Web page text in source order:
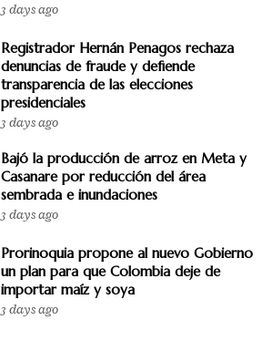
3 days ago
Registrador Hernán Penagos rechaza
denuncias de fraude y defiende
transparencia de las elecciones
presidenciales
3 days ago
Bajó la producción de arroz en Meta y
Casanare por reducción del área
sembrada e inundaciones
3 days ago
Prorinoquia propone al nuevo Gobierno
un plan para que Colombia deje de
importar maíz y soya
3 days ago